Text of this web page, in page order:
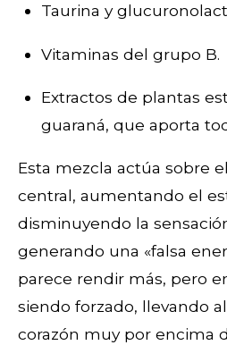
Taurina y
Vitaminas del grupo B.
Extractos de plantas
guaraná, que aporta
Esta mezcla actúa sobre
central, aumentando el
disminuyendo la
generando una «falsa
parece rendir más, pero
siendo forzado, llevando
corazón muy por encima